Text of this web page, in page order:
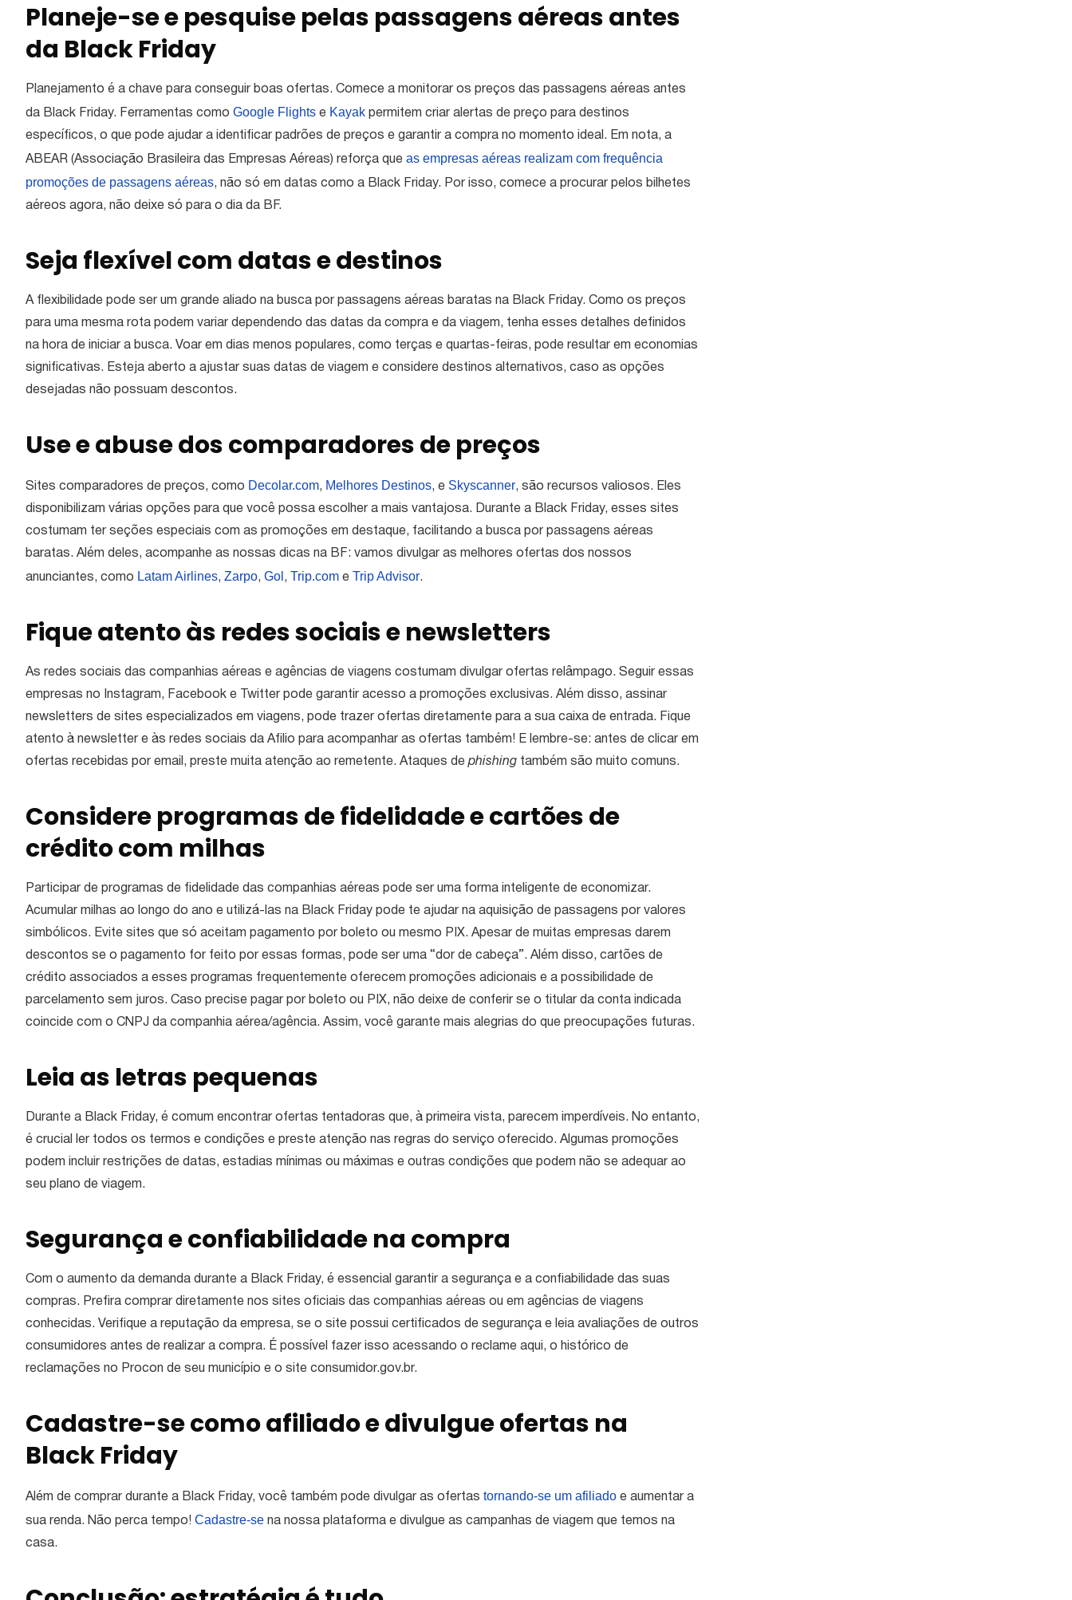
Planeje-se e pesquise pelas passagens aéreas antes
da Black Friday
Planejamento é a chave para conseguir boas ofertas. Comece a monitorar os preços das passagens aéreas antes
da Black Friday. Ferramentas como Google Flights e Kayak permitem criar alertas de preço para destinos
específicos, o que pode ajudar a identificar padrões de preços e garantir a compra no momento ideal. Em nota, a
ABEAR (Associação Brasileira das Empresas Aéreas) reforça que as empresas aéreas realizam com frequência
promoções de passagens aéreas, não só em datas como a Black Friday. Por isso, comece a procurar pelos bilhetes
aéreos agora, não deixe só para o dia da BF.
Seja flexível com datas e destinos
A flexibilidade pode ser um grande aliado na busca por passagens aéreas baratas na Black Friday. Como os preços
para uma mesma rota podem variar dependendo das datas da compra e da viagem, tenha esses detalhes definidos
na hora de iniciar a busca. Voar em dias menos populares, como terças e quartas-feiras, pode resultar em economias
significativas. Esteja aberto a ajustar suas datas de viagem e considere destinos alternativos, caso as opções
desejadas não possuam descontos.
Use e abuse dos comparadores de preços
Sites comparadores de preços, como Decolar.com, Melhores Destinos, e Skyscanner, são recursos valiosos. Eles
disponibilizam várias opções para que você possa escolher a mais vantajosa. Durante a Black Friday, esses sites
costumam ter seções especiais com as promoções em destaque, facilitando a busca por passagens aéreas
baratas. Além deles, acompanhe as nossas dicas na BF: vamos divulgar as melhores ofertas dos nossos
anunciantes, como Latam Airlines, Zarpo, Gol , Trip.com e Trip Advisor.
Fique atento às redes sociais e newsletters
As redes sociais das companhias aéreas e agências de viagens costumam divulgar ofertas relâmpago. Seguir essas
empresas no Instagram, Facebook e Twitter pode garantir acesso a promoções exclusivas. Além disso, assinar
newsletters de sites especializados em viagens, pode trazer ofertas diretamente para a sua caixa de entrada. Fique
atento à newsletter e às redes sociais da Afilio para acompanhar as ofertas também! E lembre-se: antes de clicar em
ofertas recebidas por email, preste muita atenção ao remetente. Ataques de phishing também são muito comuns.
Considere programas de fidelidade e cartões de
crédito com milhas
Participar de programas de fidelidade das companhias aéreas pode ser uma forma inteligente de economizar.
Acumular milhas ao longo do ano e utilizá-las na Black Friday pode te ajudar na aquisição de passagens por valores
simbólicos. Evite sites que só aceitam pagamento por boleto ou mesmo PIX. Apesar de muitas empresas darem
descontos se o pagamento for feito por essas formas, pode ser uma “dor de cabeça”. Além disso, cartões de
crédito associados a esses programas frequentemente oferecem promoções adicionais e a possibilidade de
parcelamento sem juros. Caso precise pagar por boleto ou PIX, não deixe de conferir se o titular da conta indicada
coincide com o CNPJ da companhia aérea/agência. Assim, você garante mais alegrias do que preocupações futuras.
Leia as letras pequenas
Durante a Black Friday, é comum encontrar ofertas tentadoras que, à primeira vista, parecem imperdíveis. No entanto,
é crucial ler todos os termos e condições e preste atenção nas regras do serviço oferecido. Algumas promoções
podem incluir restrições de datas, estadias mínimas ou máximas e outras condições que podem não se adequar ao
seu plano de viagem.
Segurança e confiabilidade na compra
Com o aumento da demanda durante a Black Friday, é essencial garantir a segurança e a confiabilidade das suas
compras. Prefira comprar diretamente nos sites oficiais das companhias aéreas ou em agências de viagens
conhecidas. Verifique a reputação da empresa, se o site possui certificados de segurança e leia avaliações de outros
consumidores antes de realizar a compra. É possível fazer isso acessando o reclame aqui, o histórico de
reclamações no Procon de seu município e o site consumidor.gov.br.
Cadastre-se como afiliado e divulgue ofertas na
Black Friday
Além de comprar durante a Black Friday, você também pode divulgar as ofertas tornando-se um afiliado e aumentar a
sua renda. Não perca tempo! Cadastre-se na nossa plataforma e divulgue as campanhas de viagem que temos na
casa.